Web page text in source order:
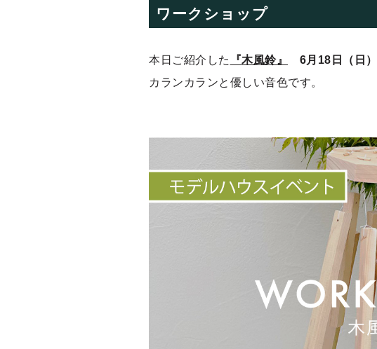
ワークショップ
本日ご紹介した 『木風鈴』 6月18日（日）
カランカランと優しい音色です。